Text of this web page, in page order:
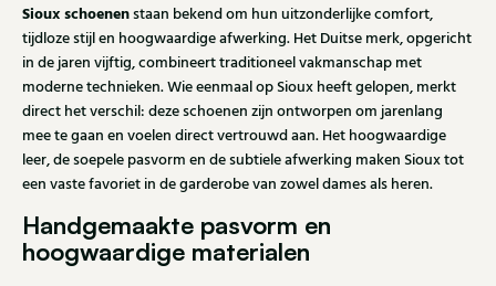
Sioux schoenenstaan bekend om hun uitzonderlijke comfort,
tijdloze stijl en hoogwaardige afwerking. Het Duitse merk, opgericht
in de jaren vijftig, combineert traditioneel vakmanschap met
moderne technieken. Wie eenmaal op Sioux heeft gelopen, merkt
direct het verschil: deze schoenen zijn ontworpen om jarenlang
mee te gaan en voelen direct vertrouwd aan. Het hoogwaardige
leer, de soepele pasvorm en de subtiele afwerking maken Sioux tot
een vaste favoriet in de garderobe van zowel dames als heren.
Handgemaakte pasvorm en
hoogwaardige materialen